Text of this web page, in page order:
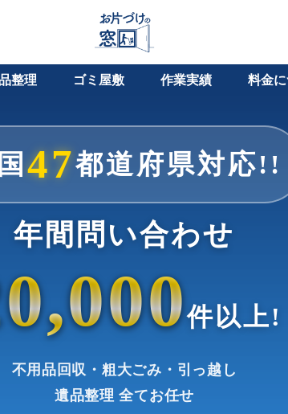
整理 ゴミ屋敷 作業実績 料金
47都道府県対応!!
年間問い合わせ
件以上!
不用品回収・粗大ごみ・引っ越し
遺品整理 全てお任せ